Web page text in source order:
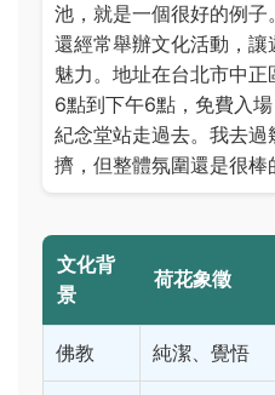
池，就是一個很好的例子
還經常舉辦文化活動，
魅力。地址在台北市中
6點到下午6點，免費入
紀念堂站走過去。我去
擠，但整體氛圍還是很棒
文化背
景
荷花象徵
佛教 純潔、覺悟